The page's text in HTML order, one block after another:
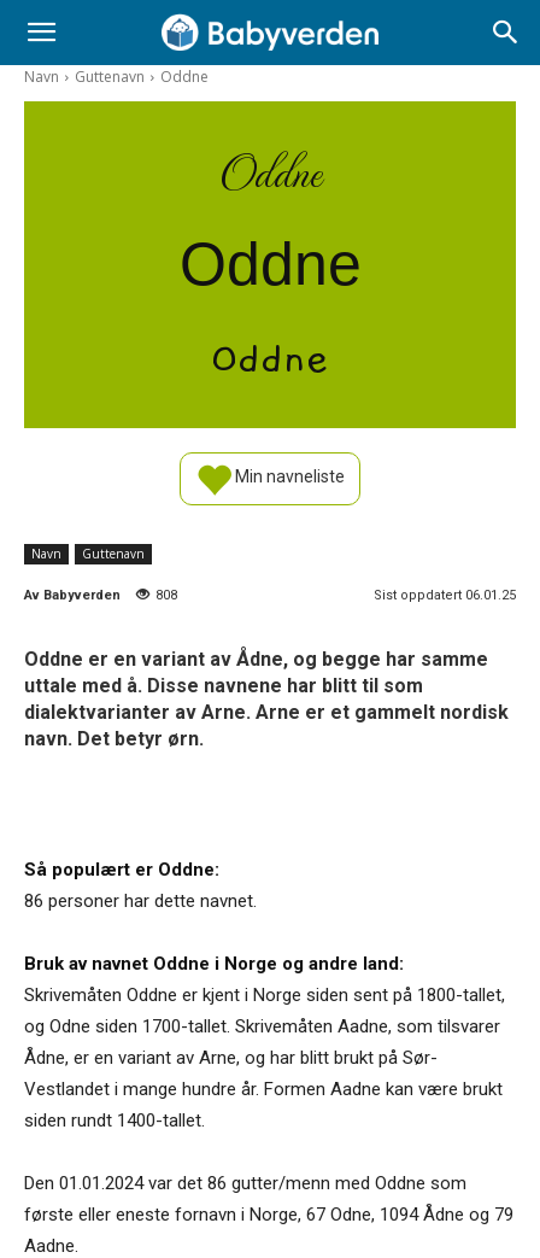
Navn Guttenavn Oddne
Oddne
Oddne
Oddne
Min navneliste
Navn Guttenavn
Av Babyverden 808 Sist oppdatert 06.01.25
Oddne er en variant av Ådne, og begge har samme
uttale med å. Disse navnene har blitt til som
dialektvarianter av Arne. Arne er et gammelt nordisk
navn. Det betyr ørn.
Så populært er Oddne:
86 personer har dette navnet.
Bruk av navnet Oddne i Norge og andre land:
Skrivemåten Oddne er kjent i Norge siden sent på 1800-tallet,
og Odne siden 1700-tallet. Skrivemåten Aadne, som tilsvarer
Ådne, er en variant av Arne, og har blitt brukt på Sør-
Vestlandet i mange hundre år. Formen Aadne kan være brukt
siden rundt 1400-tallet.
Den 01.01.2024 var det 86 gutter/menn med Oddne som
første eller eneste fornavn i Norge, 67 Odne, 1094 Ådne og 79
Aadne.